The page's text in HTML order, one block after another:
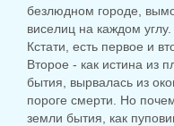
безлюдном городе,
виселиц на каждом
Кстати, есть первое и
Второе - как истина из
бытия, вырвалась из
пороге смерти. Но
земли бытия, как